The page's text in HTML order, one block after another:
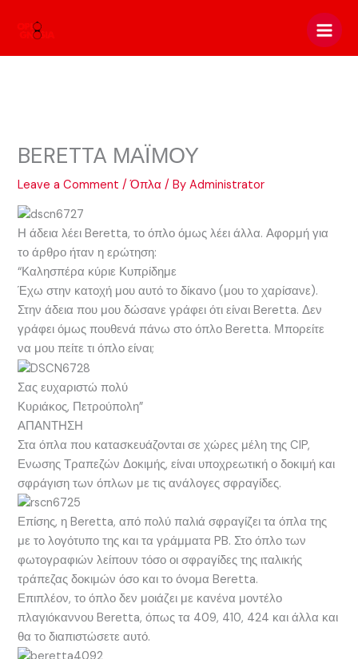
BERETTA ΜΑΪΜΟΥ
Leave a Comment /Όπλα / ByAdministrator
Η άδεια λέει Beretta, το όπλο όμως λέει άλλα. Αφορμή για
το άρθρο ήταν η ερώτηση:
“Καλησπέρα κύριε Κυπρίδημε
Έχω στην κατοχή μου αυτό το δίκανο (μου το χαρίσανε).
Στην άδεια που μου δώσανε γράφει ότι είναι Beretta. Δεν
γράφει όμως πουθενά πάνω στο όπλο Beretta. Μπορείτε
να μου πείτε τι όπλο είναι;
Σας ευχαριστώ πολύ
Κυριάκος, Πετρούπολη”
ΑΠΑΝΤΗΣΗ
Στα όπλα που κατασκευάζονται σε χώρες μέλη της CIP,
Ενωσης Τραπεζών Δοκιμής, είναι υποχρεωτική ο δοκιμή και
σφράγιση των όπλων με τις ανάλογες σφραγίδες.
Επίσης, η Beretta, από πολύ παλιά σφραγίζει τα όπλα της
με το λογότυπο της και τα γράμματα PB. Στο όπλο των
φωτογραφιών λείπουν τόσο οι σφραγίδες της ιταλικής
τράπεζας δοκιμών όσο και το όνομα Beretta.
Επιπλέον, το όπλο δεν μοιάζει με κανένα μοντέλο
πλαγιόκαννου Beretta, όπως τα 409, 410, 424 και άλλα και
θα το διαπιστώσετε αυτό.